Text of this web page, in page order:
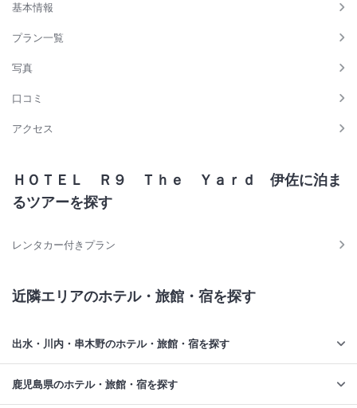
基本情報
プラン一覧
写真
口コミ
アクセス
ＨＯＴＥＬ Ｒ９ Ｔｈｅ Ｙａｒｄ 伊佐に泊ま
るツアーを探す
レンタカー付きプラン
近隣エリアのホテル・旅館・宿を探す
出水・川内・串木野のホテル・旅館・宿を探す
鹿児島県のホテル・旅館・宿を探す